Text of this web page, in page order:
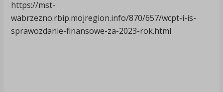
https://mst-
wabrzezno.rbip.mojregion.info/870/657/wcpt-i-is-
sprawozdanie-finansowe-za-2023-rok.html